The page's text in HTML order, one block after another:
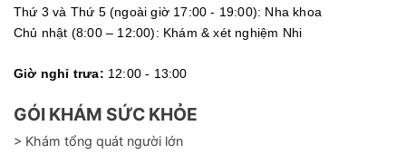
Thứ 3 và Thứ 5 (ngoài giờ 17:00 - 19:00): Nha khoa
Chủ nhật (8:00 – 12:00): Khám & xét nghiệm Nhi
Giờ nghỉ trưa: 12:00 - 13:00
GÓI KHÁM SỨC KHỎE
> Khám tổng quát người lớn